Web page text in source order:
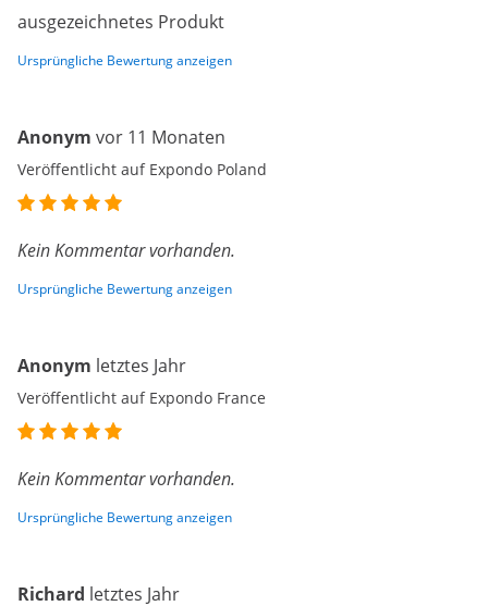
ausgezeichnetes Produkt
Ursprüngliche Bewertung anzeigen
Anonym vor 11 Monaten
Veröffentlicht auf Expondo Poland
Kein Kommentar vorhanden.
Ursprüngliche Bewertung anzeigen
Anonym letztes Jahr
Veröffentlicht auf Expondo France
Kein Kommentar vorhanden.
Ursprüngliche Bewertung anzeigen
Richard letztes Jahr